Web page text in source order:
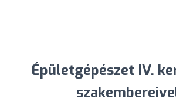
Épületgépészet IV.